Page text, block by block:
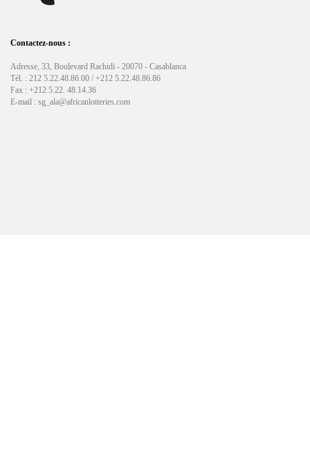
Contactez-nous :
Adresse, 33, Boulevard Rachidi - 20070 - Casablanca
Tél. : 212 5.22.48.86.00 / +212 5.22.48.86.86
Fax : +212 5.22. 48.14.36
E-mail : sg_ala@africanlotteries.com